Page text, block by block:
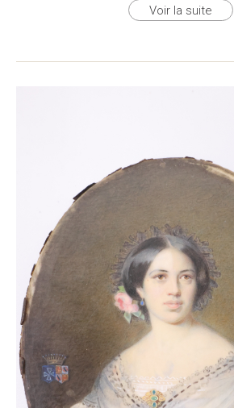
Voir la suite